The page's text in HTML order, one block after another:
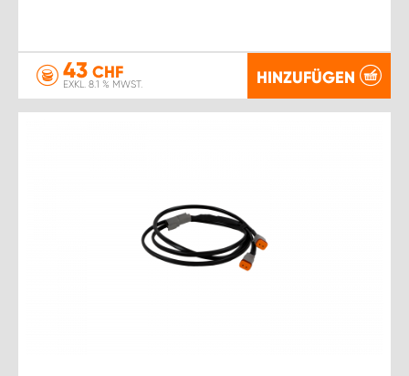
43 CHF
EXKL. 8.1 % MWST. HINZUFÜGEN